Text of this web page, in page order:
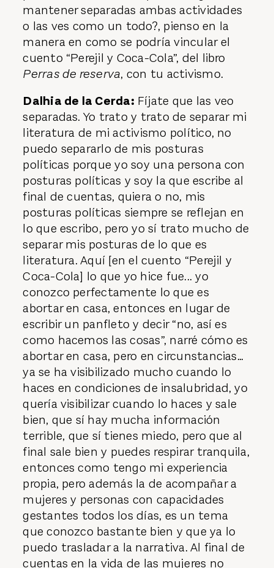
mantener separadas ambas actividades
o las ves como un todo?, pienso en la
manera en como se podría vincular el
cuento “Perejil y Coca-Cola”, del libro
Perras de reserva, con tu activismo.
Dalhia de la Cerda: Fíjate que las veo
separadas. Yo trato y trato de separar mi
literatura de mi activismo político, no
puedo separarlo de mis posturas
políticas porque yo soy una persona con
posturas políticas y soy la que escribe al
final de cuentas, quiera o no, mis
posturas políticas siempre se reflejan en
lo que escribo, pero yo sí trato mucho de
separar mis posturas de lo que es
literatura. Aquí [en el cuento “Perejil y
Coca-Cola] lo que yo hice fue... yo
conozco perfectamente lo que es
abortar en casa, entonces en lugar de
escribir un panfleto y decir “no, así es
como hacemos las cosas”, narré cómo es
abortar en casa, pero en circunstancias…
ya se ha visibilizado mucho cuando lo
haces en condiciones de insalubridad, yo
quería visibilizar cuando lo haces y sale
bien, que sí hay mucha información
terrible, que sí tienes miedo, pero que al
final sale bien y puedes respirar tranquila,
entonces como tengo mi experiencia
propia, pero además la de acompañar a
mujeres y personas con capacidades
gestantes todos los días, es un tema
que conozco bastante bien y que ya lo
puedo trasladar a la narrativa. Al final de
cuentas en la vida de las mujeres no